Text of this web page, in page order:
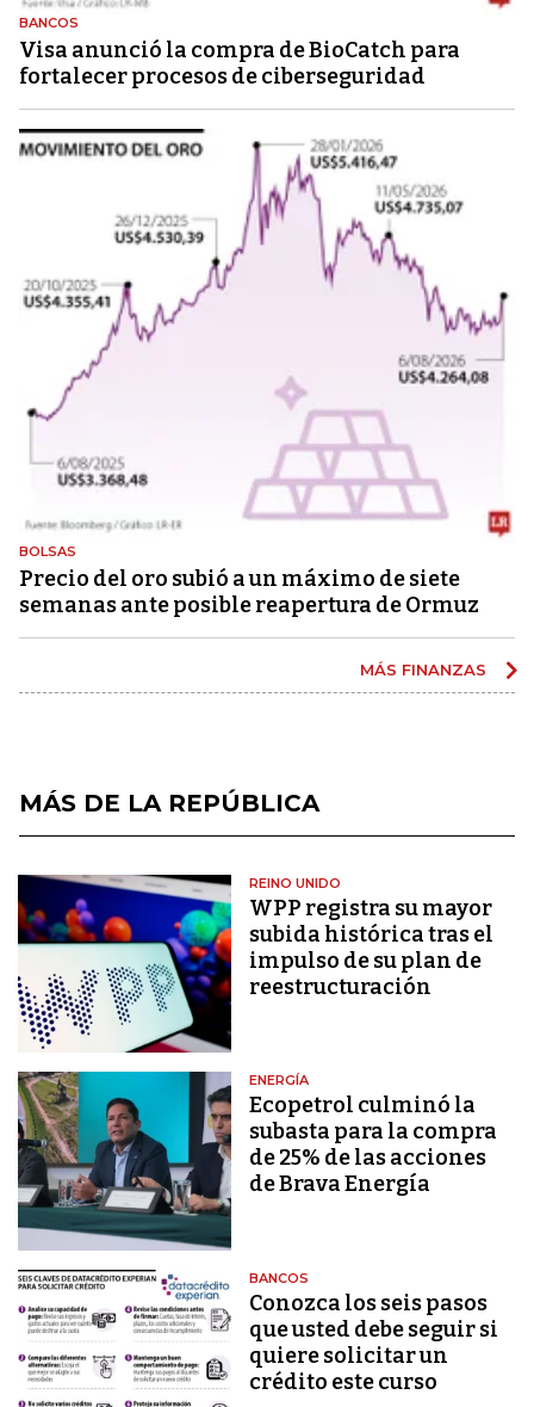
BANCOS
Visa anunció la compra de BioCatch para
fortalecer procesos de ciberseguridad
BOLSAS
Precio del oro subió a un máximo de siete
semanas ante posible reapertura de Ormuz
MÁS FINANZAS
MÁS DE LA REPÚBLICA
REINO UNIDO
WPP registra su mayor
subida histórica tras el
impulso de su plan de
reestructuración
ENERGÍA
Ecopetrol culminó la
subasta para la compra
de 25% de las acciones
de Brava Energía
BANCOS
Conozca los seis pasos
que usted debe seguir si
quiere solicitar un
crédito este curso